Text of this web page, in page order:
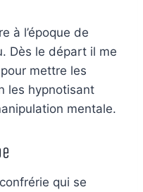
à l’époque de
Dès le départ il me
mettre les
les hypnotisant
mentale.
qui se